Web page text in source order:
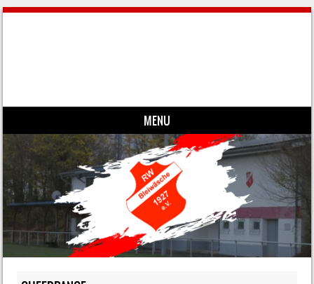
MENU
Skip to content